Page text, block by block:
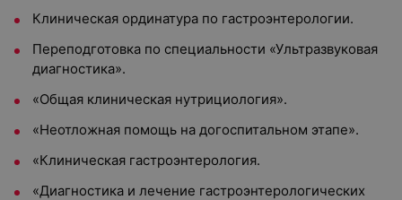
Клиническая ординатура по гастроэнтерологии.
Переподготовка по специальности «Ультразвуковая
диагностика».
«Общая клиническая нутрициология».
«Неотложная помощь на догоспитальном этапе».
«Клиническая гастроэнтерология.
«Диагностика и лечение гастроэнтерологических